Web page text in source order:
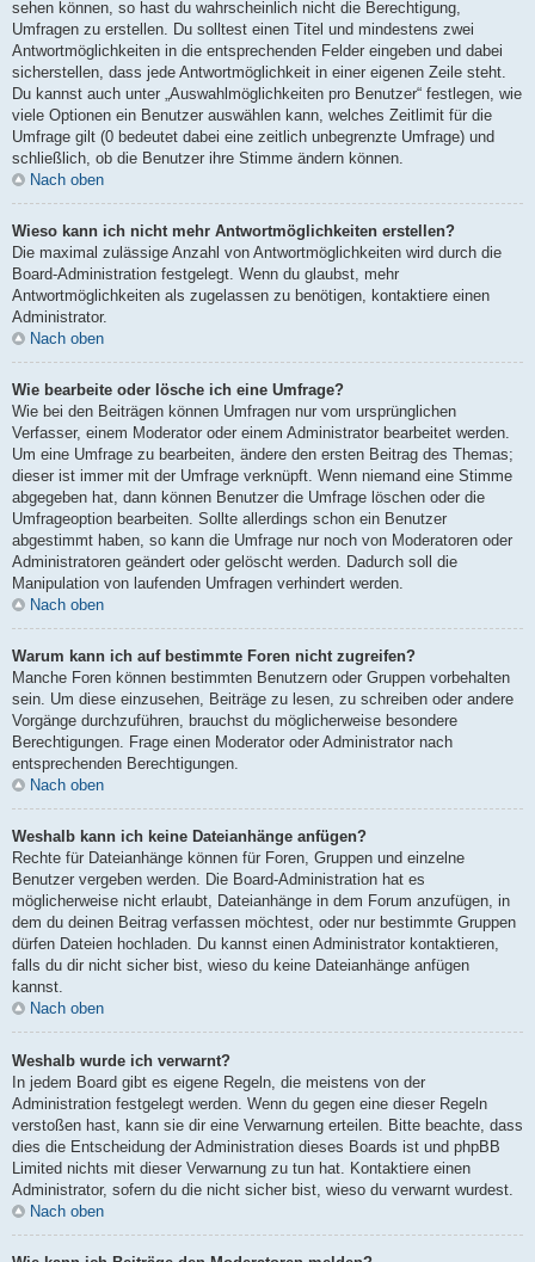
sehen können, so hast du wahrscheinlich nicht die Berechtigung,
Umfragen zu erstellen. Du solltest einen Titel und mindestens zwei
Antwortmöglichkeiten in die entsprechenden Felder eingeben und dabei
sicherstellen, dass jede Antwortmöglichkeit in einer eigenen Zeile steht.
Du kannst auch unter „Auswahlmöglichkeiten pro Benutzer“ festlegen, wie
viele Optionen ein Benutzer auswählen kann, welches Zeitlimit für die
Umfrage gilt (0 bedeutet dabei eine zeitlich unbegrenzte Umfrage) und
schließlich, ob die Benutzer ihre Stimme ändern können.
Nach oben
Wieso kann ich nicht mehr Antwortmöglichkeiten erstellen?
Die maximal zulässige Anzahl von Antwortmöglichkeiten wird durch die
Board-Administration festgelegt. Wenn du glaubst, mehr
Antwortmöglichkeiten als zugelassen zu benötigen, kontaktiere einen
Administrator.
Nach oben
Wie bearbeite oder lösche ich eine Umfrage?
Wie bei den Beiträgen können Umfragen nur vom ursprünglichen
Verfasser, einem Moderator oder einem Administrator bearbeitet werden.
Um eine Umfrage zu bearbeiten, ändere den ersten Beitrag des Themas;
dieser ist immer mit der Umfrage verknüpft. Wenn niemand eine Stimme
abgegeben hat, dann können Benutzer die Umfrage löschen oder die
Umfrageoption bearbeiten. Sollte allerdings schon ein Benutzer
abgestimmt haben, so kann die Umfrage nur noch von Moderatoren oder
Administratoren geändert oder gelöscht werden. Dadurch soll die
Manipulation von laufenden Umfragen verhindert werden.
Nach oben
Warum kann ich auf bestimmte Foren nicht zugreifen?
Manche Foren können bestimmten Benutzern oder Gruppen vorbehalten
sein. Um diese einzusehen, Beiträge zu lesen, zu schreiben oder andere
Vorgänge durchzuführen, brauchst du möglicherweise besondere
Berechtigungen. Frage einen Moderator oder Administrator nach
entsprechenden Berechtigungen.
Nach oben
Weshalb kann ich keine Dateianhänge anfügen?
Rechte für Dateianhänge können für Foren, Gruppen und einzelne
Benutzer vergeben werden. Die Board-Administration hat es
möglicherweise nicht erlaubt, Dateianhänge in dem Forum anzufügen, in
dem du deinen Beitrag verfassen möchtest, oder nur bestimmte Gruppen
dürfen Dateien hochladen. Du kannst einen Administrator kontaktieren,
falls du dir nicht sicher bist, wieso du keine Dateianhänge anfügen
kannst.
Nach oben
Weshalb wurde ich verwarnt?
In jedem Board gibt es eigene Regeln, die meistens von der
Administration festgelegt werden. Wenn du gegen eine dieser Regeln
verstoßen hast, kann sie dir eine Verwarnung erteilen. Bitte beachte, dass
dies die Entscheidung der Administration dieses Boards ist und phpBB
Limited nichts mit dieser Verwarnung zu tun hat. Kontaktiere einen
Administrator, sofern du die nicht sicher bist, wieso du verwarnt wurdest.
Nach oben